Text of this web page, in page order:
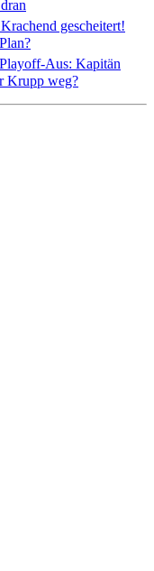
Krachend gescheitert!
Playoff-Aus: Kapitän
Krupp weg?